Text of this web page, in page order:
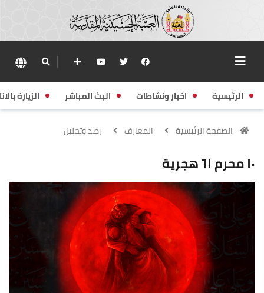
الرئيسية اخبار ونشاطات البث المباشر الزيارة
الصفحة الرئيسية المعارف رصد وتحليل
١٠ محرم ٦١ هجرية